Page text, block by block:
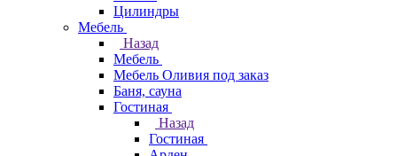
Цилиндры
Мебель
Назад
Мебель
Мебель Оливия под заказ
Баня, сауна
Гостиная
Назад
Гостиная